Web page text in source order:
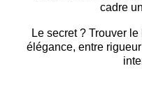
cadre
Le secret ? Trouver
élégance, entre